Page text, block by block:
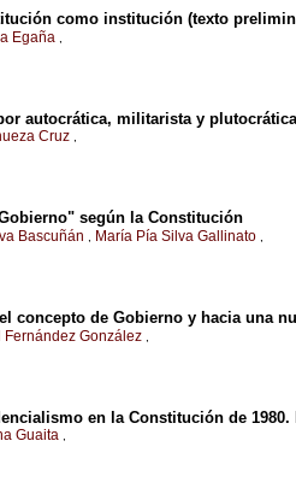
como institución (texto
Egaña
autocrática, militarista y
Cruz ,
según la Constitución
Bascuñán María Pía Silva Gallinato
concepto de Gobierno y hacia una
Fernández González
en la Constitución de
Guaita